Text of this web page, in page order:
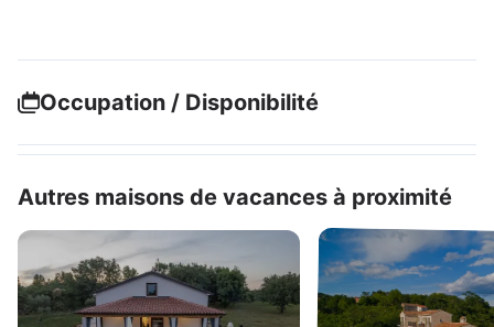
Occupation / Disponibilité
Autres maisons de vacances à proximité